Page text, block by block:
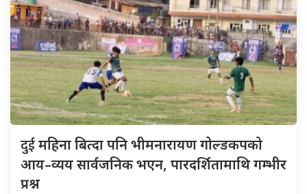
दुईमहिना बित्दा पनि भीमनारायण गोल्डकपको
आय–व्यय सार्वजनिक भएन, पारदर्शितामाथि गम्भीर
प्रश्न